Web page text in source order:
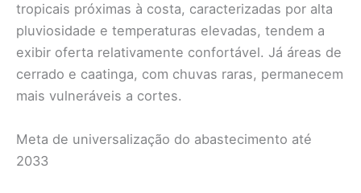
tropicais próximas à costa, caracterizadas por alta
pluviosidade e temperaturas elevadas, tendem a
exibir oferta relativamente confortável. Já áreas de
cerrado e caatinga, com chuvas raras, permanecem
mais vulneráveis a cortes.
Meta de universalização do abastecimento até
2033